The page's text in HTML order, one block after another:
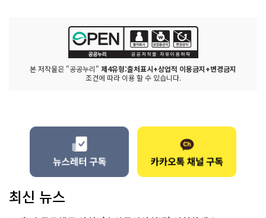
본 저작물은 "공공누리" 제4유형:출처표시+상업적 이용금지+변경금지
조건에 따라 이용 할 수 있습니다.
최신 뉴스